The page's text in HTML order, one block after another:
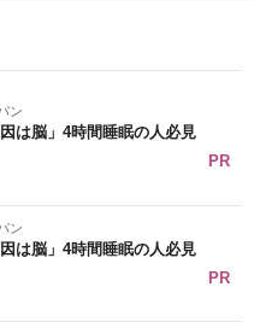
ン
因は脳」4時間睡眠の人必見
PR
ン
因は脳」4時間睡眠の人必見
PR